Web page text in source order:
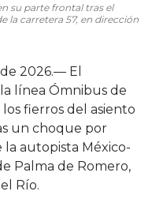
su parte frontal tras el
la carretera 57, en dirección
2026.— El
línea Ómnibus de
fierros del asiento
un choque por
la autopista México-
Palma de Romero,
Río.